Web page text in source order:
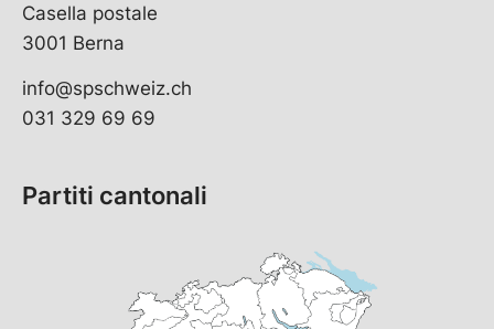
Casella postale
3001 Berna
info@spschweiz.ch
031 329 69 69
Partiti cantonali